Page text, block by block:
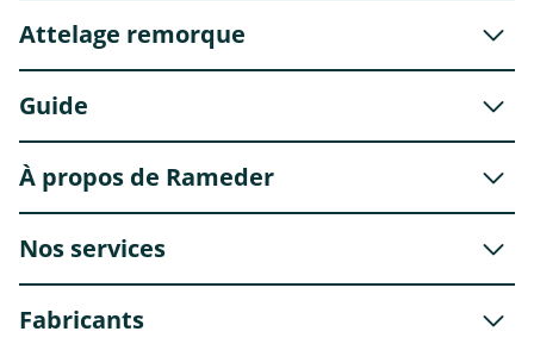
Attelage remorque
Guide
À propos de Rameder
Nos services
Fabricants